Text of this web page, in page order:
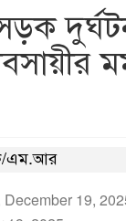
এম.আর
December 19,